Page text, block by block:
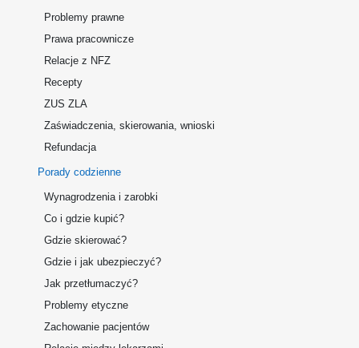
Problemy prawne
Prawa pracownicze
Relacje z NFZ
Recepty
ZUS ZLA
Zaświadczenia, skierowania, wnioski
Refundacja
Porady codzienne
Wynagrodzenia i zarobki
Co i gdzie kupić?
Gdzie skierować?
Gdzie i jak ubezpieczyć?
Jak przetłumaczyć?
Problemy etyczne
Zachowanie pacjentów